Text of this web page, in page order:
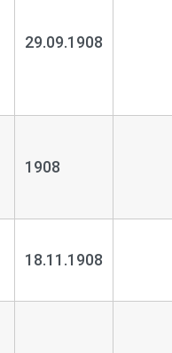
29.09.1908
1908
18.11.1908